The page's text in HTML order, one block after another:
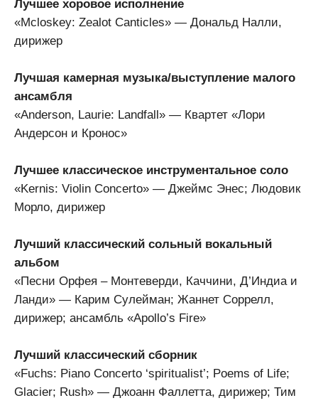
Лучшее хоровое исполнение
«Mcloskey: Zealot Canticles» — Дональд Налли,
дирижер
Лучшая камерная музыка/выступление малого
ансамбля
«Anderson, Laurie: Landfall» — Квартет «Лори
Андерсон и Кронос»
Лучшее классическое инструментальное соло
«Kernis: Violin Concerto» — Джеймс Энес; Людовик
Морло, дирижер
Лучший классический сольный вокальный
альбом
«Песни Орфея – Монтеверди, Каччини, Д’Индиа и
Ланди» — Карим Сулейман; Жаннет Соррелл,
дирижер; ансамбль «Apollo’s Fire»
Лучший классический сборник
«Fuchs: Piano Concerto ‘spiritualist’; Poems of Life;
Glacier; Rush» — Джоанн Фаллетта, дирижер; Тим